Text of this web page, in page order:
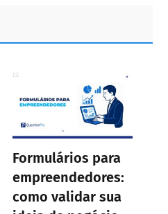
Formulários para
empreendedores:
como validar sua